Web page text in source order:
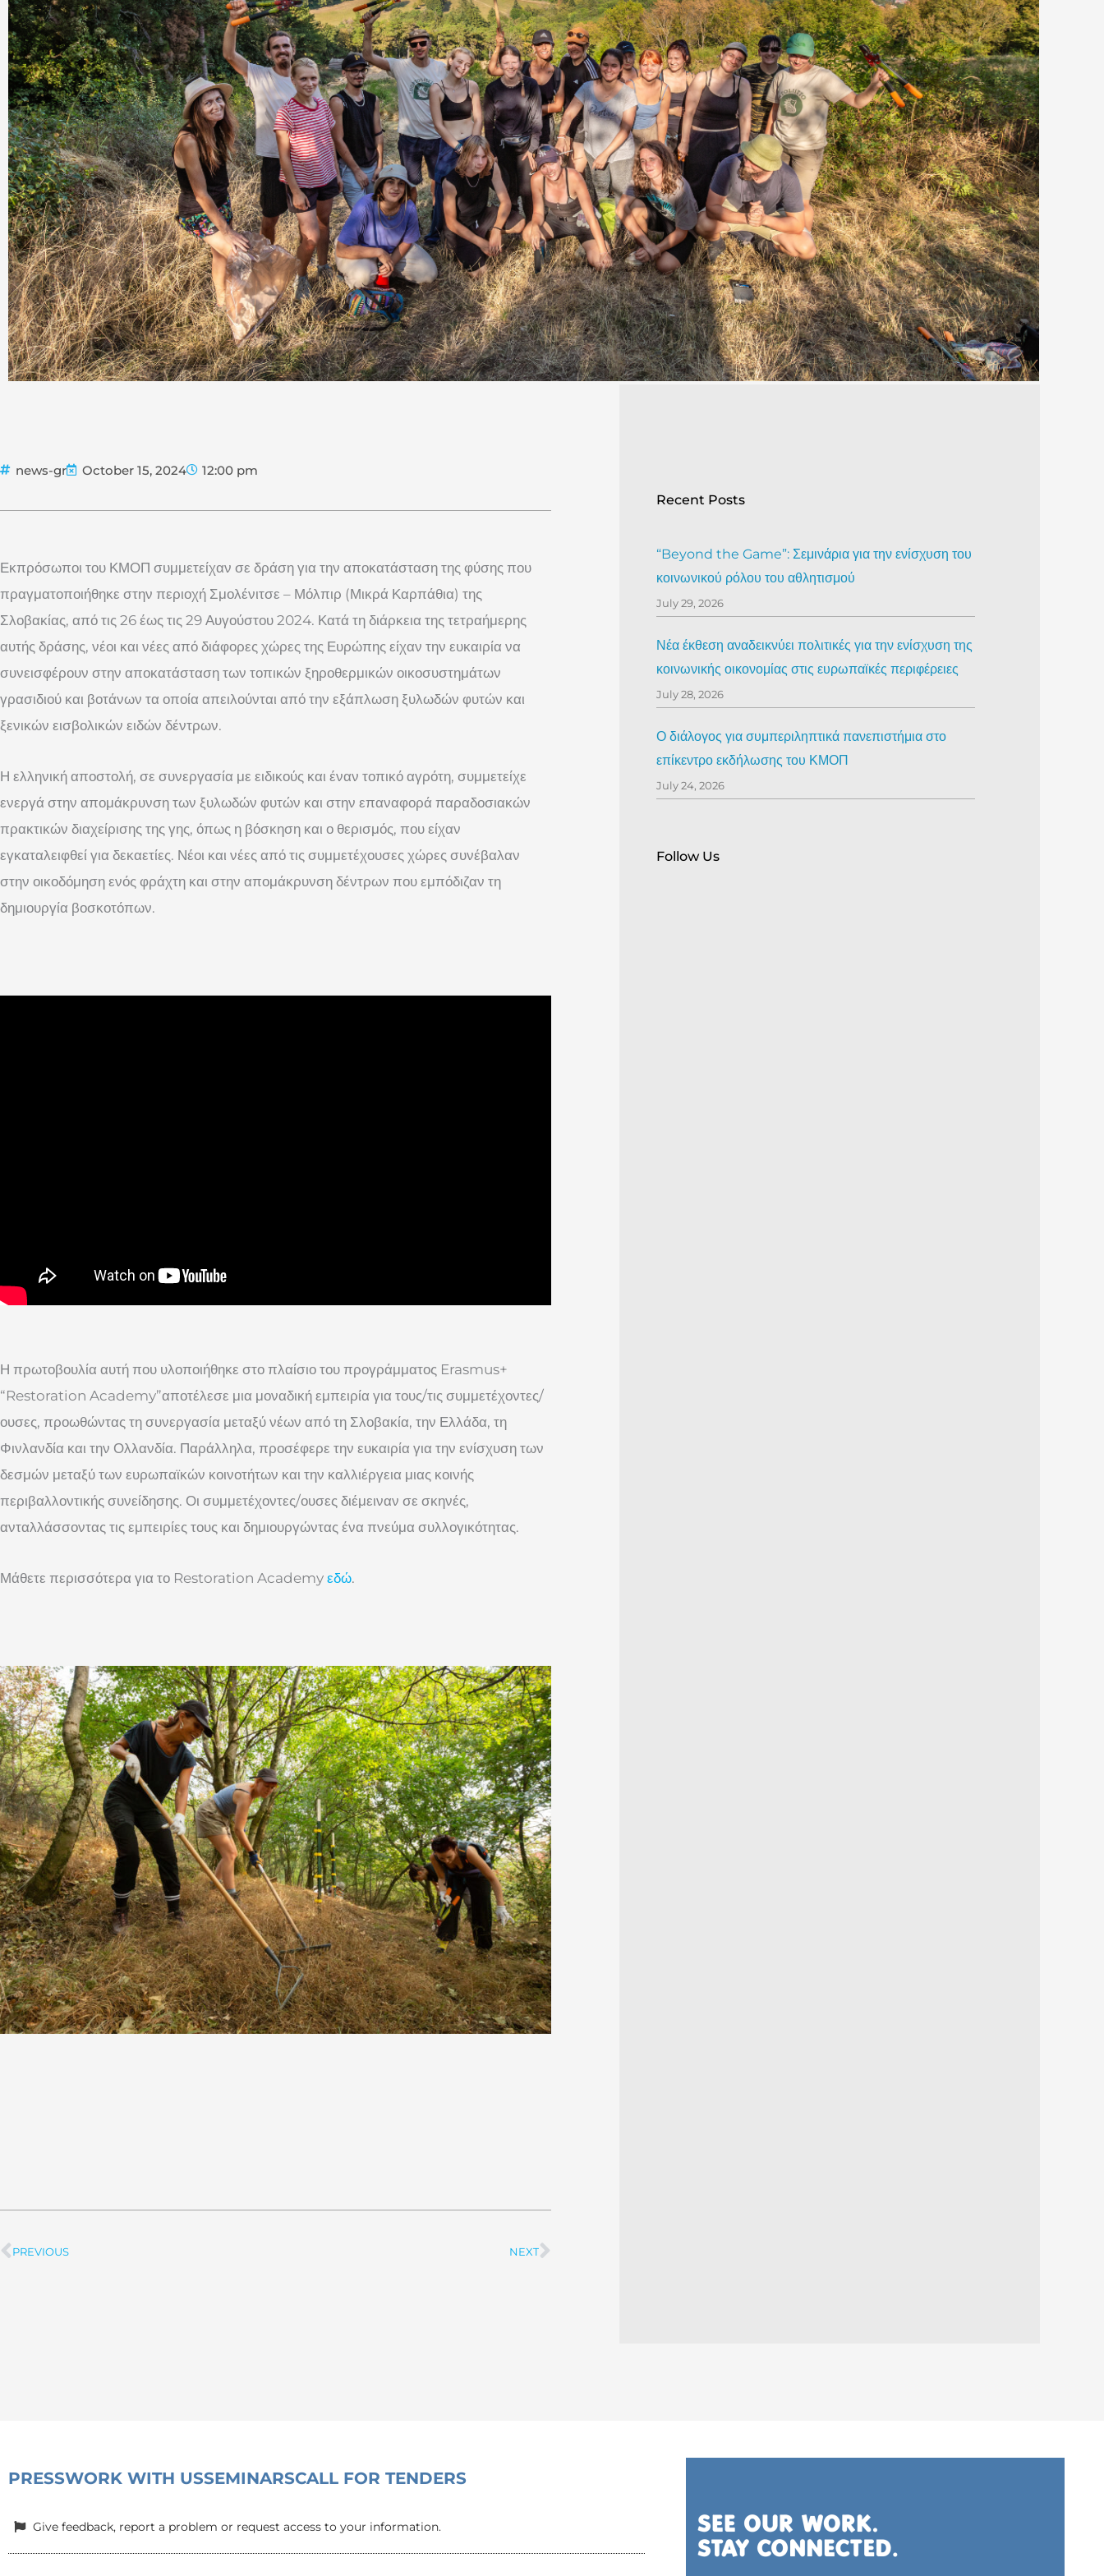
news-gr October 15, 2024 12:00 pm
Εκπρόσωποι του ΚΜΟΠ συμμετείχαν σε δράση για την αποκατάσταση της φύσης που
πραγματοποιήθηκε στην περιοχή Σμολένιτσε – Μόλπιρ (Μικρά Καρπάθια) της
Σλοβακίας, από τις 26 έως τις 29 Αυγούστου 2024. Κατά τη διάρκεια της τετραήμερης
αυτής δράσης, νέοι και νέες από διάφορες χώρες της Ευρώπης είχαν την ευκαιρία να
συνεισφέρουν στην αποκατάσταση των τοπικών ξηροθερμικών οικοσυστημάτων
γρασιδιού και βοτάνων τα οποία απειλούνται από την εξάπλωση ξυλωδών φυτών και
ξενικών εισβολικών ειδών δέντρων.
Η ελληνική αποστολή, σε συνεργασία με ειδικούς και έναν τοπικό αγρότη, συμμετείχε
ενεργά στην απομάκρυνση των ξυλωδών φυτών και στην επαναφορά παραδοσιακών
πρακτικών διαχείρισης της γης, όπως η βόσκηση και ο θερισμός, που είχαν
εγκαταλειφθεί για δεκαετίες. Νέοι και νέες από τις συμμετέχουσες χώρες συνέβαλαν
στην οικοδόμηση ενός φράχτη και στην απομάκρυνση δέντρων που εμπόδιζαν τη
δημιουργία βοσκοτόπων.
Η πρωτοβουλία αυτή που υλοποιήθηκε στο πλαίσιο του προγράμματος Erasmus+
“Restoration Academy”αποτέλεσε μια μοναδική εμπειρία για τους/τις συμμετέχοντες/
ουσες, προωθώντας τη συνεργασία μεταξύ νέων από τη Σλοβακία, την Ελλάδα, τη
Φινλανδία και την Ολλανδία. Παράλληλα, προσέφερε την ευκαιρία για την ενίσχυση των
δεσμών μεταξύ των ευρωπαϊκών κοινοτήτων και την καλλιέργεια μιας κοινής
περιβαλλοντικής συνείδησης. Οι συμμετέχοντες/ουσες διέμειναν σε σκηνές,
ανταλλάσσοντας τις εμπειρίες τους και δημιουργώντας ένα πνεύμα συλλογικότητας.
Μάθετε περισσότερα για το Restoration Academy εδώ.
Prev
PREVIOUS NEXTNext
Recent Posts
“Beyond the Game”: Σεμινάρια για την ενίσχυση του
κοινωνικού ρόλου του αθλητισμού
July 29, 2026
Νέα έκθεση αναδεικνύει πολιτικές για την ενίσχυση της
κοινωνικής οικονομίας στις ευρωπαϊκές περιφέρειες
July 28, 2026
Ο διάλογος για συμπεριληπτικά πανεπιστήμια στο
επίκεντρο εκδήλωσης του ΚΜΟΠ
July 24, 2026
Follow Us
PRESSWORK WITH USSEMINARSCALL FOR TENDERS
Give feedback, report a problem or request access to your information.